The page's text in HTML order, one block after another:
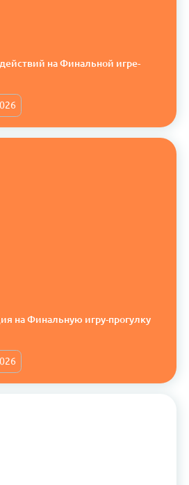
на Финальной игре-
на Финальную игру-прогулку